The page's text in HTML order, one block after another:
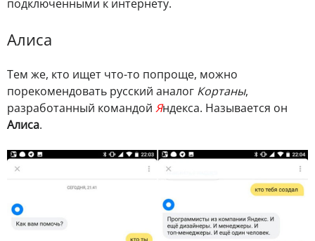
подключенными к интернету.
Алиса
Тем же, кто ищет что-то попроще, можно
порекомендовать русский аналог Кортаны,
разработанный командой Яндекса. Называется он
Алиса.